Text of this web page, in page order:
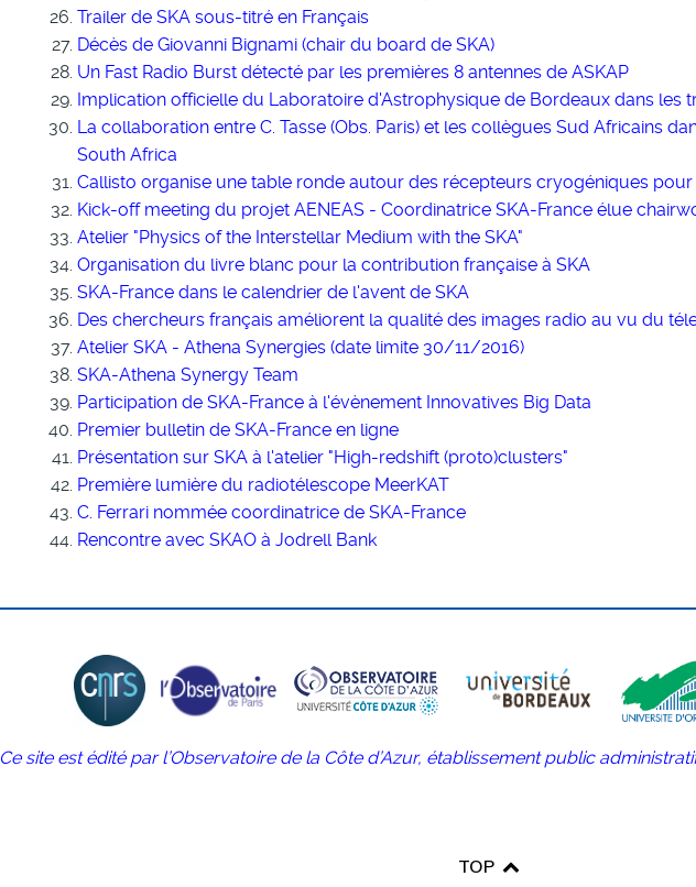
Trailer de SKA sous-titré en Français
Décès de Giovanni Bignami (chair du board de SKA)
Un Fast Radio Burst détecté par les premières 8 antennes de ASKAP
Implication officielle du Laboratoire d'Astrophysique de Bordeaux dans les
La collaboration entre C. Tasse (Obs. Paris) et les collègues Sud Africains
South Africa
Callisto organise une table ronde autour des récepteurs cryogéniques pour
Kick-off meeting du projet AENEAS - Coordinatrice SKA-France élue
Atelier "Physics of the Interstellar Medium with the SKA"
Organisation du livre blanc pour la contribution française à SKA
SKA-France dans le calendrier de l'avent de SKA
Des chercheurs français améliorent la qualité des images radio au vu du
Atelier SKA - Athena Synergies (date limite 30/11/2016)
SKA-Athena Synergy Team
Participation de SKA-France à l'évènement Innovatives Big Data
Premier bulletin de SKA-France en ligne
Présentation sur SKA à l'atelier "High-redshift (proto)clusters"
Première lumière du radiotélescope MeerKAT
C. Ferrari nommée coordinatrice de SKA-France
Rencontre avec SKAO à Jodrell Bank
Ce site est édité par l’Observatoire de la Côte d’Azur, établissement public
TOP